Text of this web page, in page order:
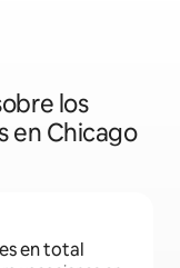
los
en Chicago
en total